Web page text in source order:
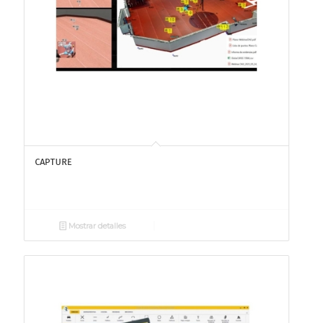
CAPTURE
Mostrar detalles